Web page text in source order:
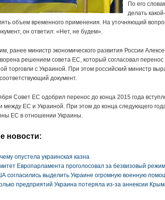
По его
делать
объем временного применения. На уточняющий
он ответил: «Нет, не будем».
ранее министр экономического развития России
решением совета ЕС, который согласовал перенос
торговли с Украиной. При этом российский министр
документ.
Совет ЕС одобрил перенос до конца 2015 года
между ЕС и Украиной. При этом до конца следующего
ЕС в отношении Украины.
новости:
опустела украинская казна
Европарламента проголосовал за безвизовый
согласились выделить Украине огромную военную
предприятий Украина потеряла из-за аннексии